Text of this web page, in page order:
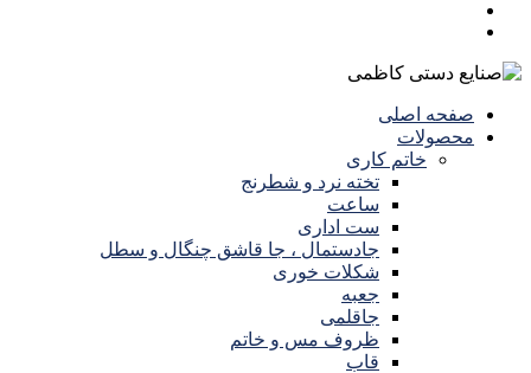
صفحه اصلی
محصولات
خاتم کاری
تخته نرد و شطرنج
ساعت
ست اداری
جادستمال ، جا قاشق چنگال و سطل
شکلات خوری
جعبه
جاقلمی
ظروف مس و خاتم
قاب